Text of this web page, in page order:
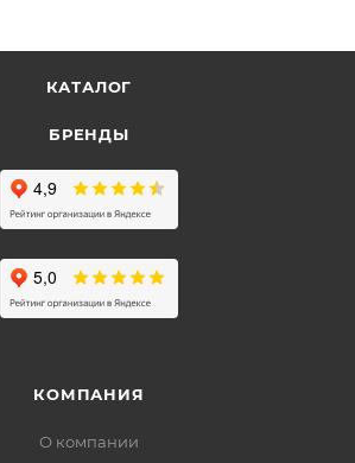
КАТАЛОГ
БРЕНДЫ
КОМПАНИЯ
О компании